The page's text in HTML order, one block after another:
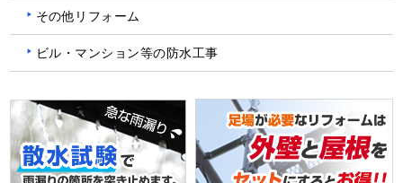
その他リフォーム
ビル・マンション等の防水工事